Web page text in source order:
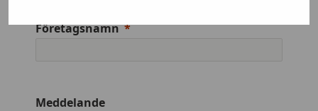
Företagsnamn
Meddelande